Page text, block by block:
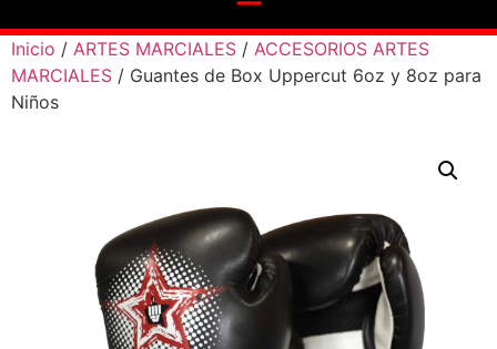
Inicio / ARTES MARCIALES / ACCESORIOS ARTES
MARCIALES / Guantes de Box Uppercut 6oz y 8oz para
Niños